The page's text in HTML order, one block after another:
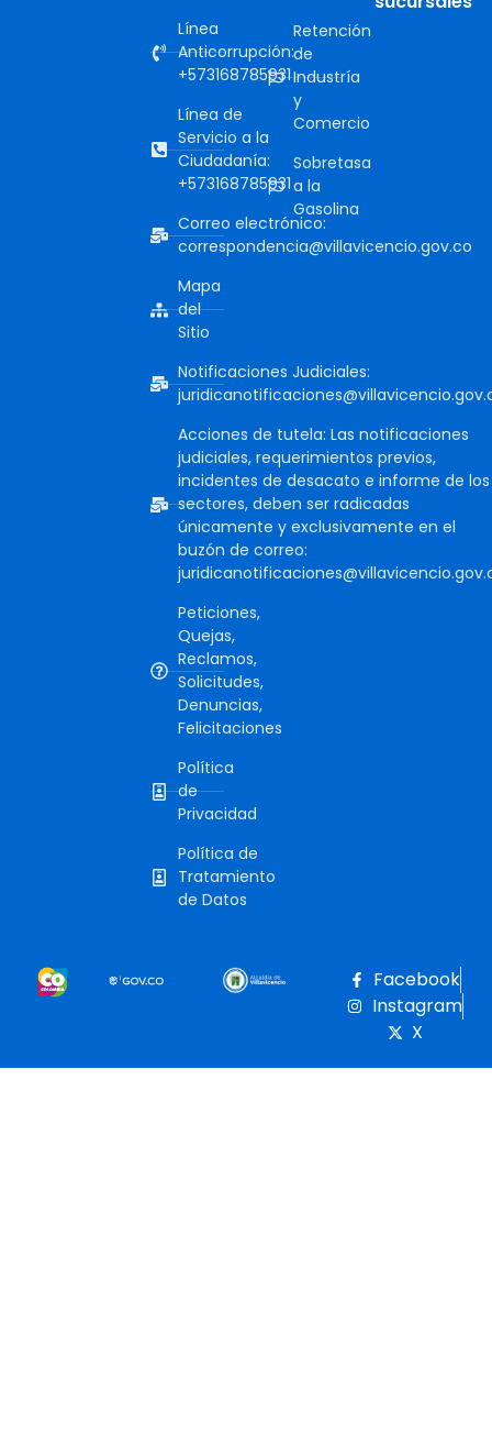
Línea
Anticorrupción:
+573168785931
Línea de
Servicio a la
Ciudadanía:
+573168785931
Correo electrónico:
correspondencia@villavicencio.gov.co
Mapa
del
Sitio
Notificaciones Judiciales:
Acciones de tutela: Las notificaciones
judiciales, requerimientos previos,
incidentes de desacato e informe de los
sectores, deben ser radicadas
únicamente y exclusivamente en el
buzón de correo:
Peticiones,
Quejas,
Reclamos,
Solicitudes,
Denuncias,
Felicitaciones
Política
de
Privacidad
Política de
Tratamiento
de Datos
Retención
de
Industría
y
Comercio
Sobretasa
a la
Gasolina
Facebook
Instagram
X